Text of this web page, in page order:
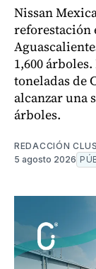
Nissan
reforestación
1,600
toneladas de
alcanzar una
árboles.
REDACCIÓN
5 agosto 2026